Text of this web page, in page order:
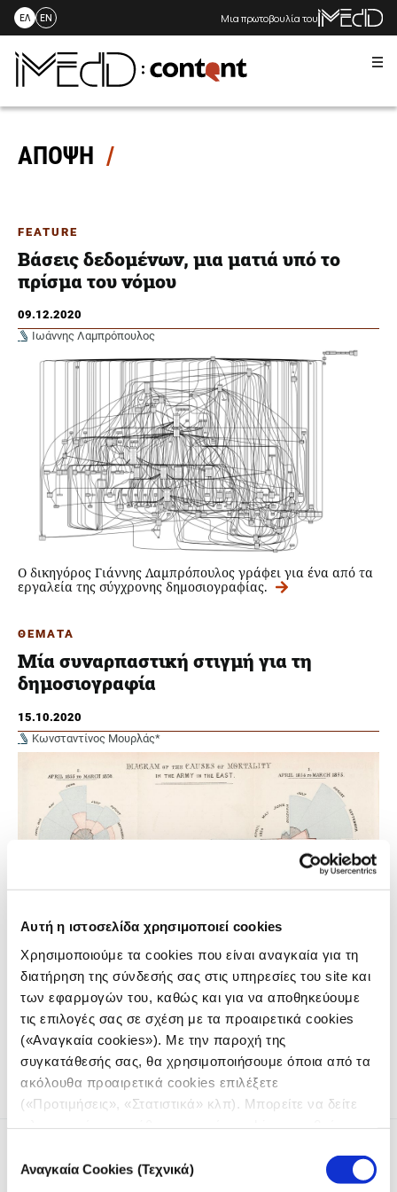
Αυτή η ιστοσελίδα χρησιμοποιεί cookies
Χρησιμοποιούμε τα cookies που είναι αναγκαία για τη
διατήρηση της σύνδεσής σας στις υπηρεσίες του site και
των εφαρμογών του, καθώς και για να αποθηκεύουμε
τις επιλογές σας σε σχέση με τα προαιρετικά cookies
(«Αναγκαία cookies»). Με την παροχή της
συγκατάθεσής σας, θα χρησιμοποιήσουμε όποια από τα
ακόλουθα προαιρετικά cookies επιλέξετε
(«Προτιμήσεις», «Στατιστικά» κλπ). Μπορείτε να δείτε
συγκατάθεσης
Αναγκαία Cookies (Τεχνικά)
Skip
content
ΕΛ EN Μια πρωτοβουλία του
ΑΠΟΨΗ
FEATURE
Βάσεις δεδομένων, μια ματιά υπό το
πρίσμα του νόμου
09.12.2020
Ιωάννης Λαμπρόπουλος
Ο δικηγόρος Γιάννης Λαμπρόπουλος γράφει για ένα από τα
εργαλεία της σύγχρονης δημοσιογραφίας.
ΘΕΜΑΤΑ
Μία συναρπαστική στιγμή για τη
δημοσιογραφία
15.10.2020
Κωνσταντίνος Μουρλάς*
Ο Κωνσταντίνος Μουρλάς, Αναπλ. Καθηγητής ΕΜΜΕ –
ΕΚΠΑ, γράφει για τη νέα εποχή στη δημοσιογραφία.
Page
1 Page
2 Page
3